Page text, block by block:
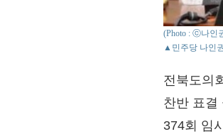
(Photo : ⓒ나인
▲민주당 나인
전북도의
찬반 표결
374회 임